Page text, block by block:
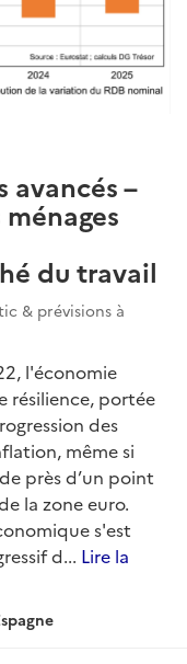
avancés –
du travail
& prévisions à
l'économie
résilience, portée
des
même si
près d’un point
la zone euro.
s'est
d... Lire la